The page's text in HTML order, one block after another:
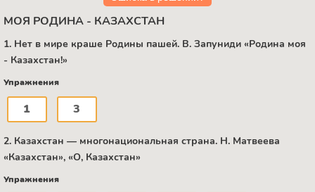
МОЯ РОДИНА - КАЗАХСТАН
1. Нет в мире краше Родины пашей. B. Запуниди «Родина моя
- Казахстан!»
Упражнения
1 3
2. Казахстан — многонациональная страна. Н. Матвеева
«Казахстан», «О, Казахстан»
Упражнения